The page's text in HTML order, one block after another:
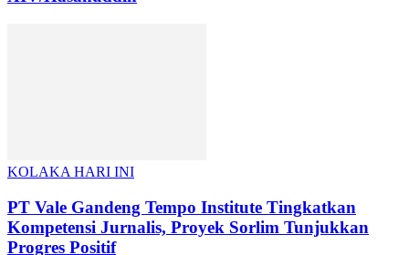
KOLAKA HARI INI
PT Vale Gandeng Tempo Institute Tingkatkan
Kompetensi Jurnalis, Proyek Sorlim Tunjukkan
Progres Positif